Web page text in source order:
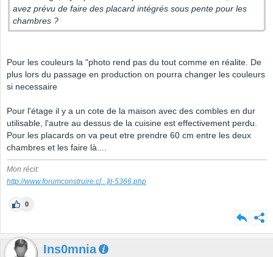
avez prévu de faire des placard intégrés sous pente pour les
chambres ?
Pour les couleurs la "photo rend pas du tout comme en réalite. De
plus lors du passage en production on pourra changer les couleurs
si necessaire
Pour l'étage il y a un cote de la maison avec des combles en dur
utilisable, l'autre au dessus de la cuisine est effectivement perdu.
Pour les placards on va peut etre prendre 60 cm entre les deux
chambres et les faire là....
Mon récit:
http://www.forumconstruire.c[...]it-5366.php
0
Ins0mnia